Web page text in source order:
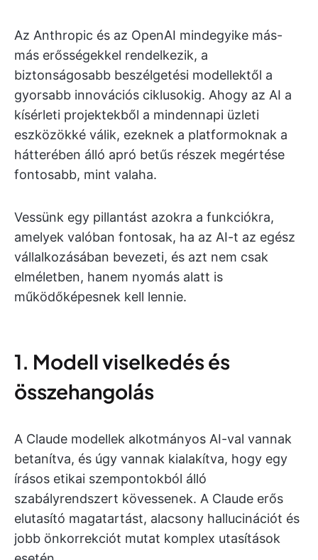
Az Anthropic és az OpenAI mindegyike más-
más erősségekkel rendelkezik, a
biztonságosabb beszélgetési modellektől a
gyorsabb innovációs ciklusokig. Ahogy az AI a
kísérleti projektekből a mindennapi üzleti
eszközökké válik, ezeknek a platformoknak a
hátterében álló apró betűs részek megértése
fontosabb, mint valaha.
Vessünk egy pillantást azokra a funkciókra,
amelyek valóban fontosak, ha az AI-t az egész
vállalkozásában bevezeti, és azt nem csak
elméletben, hanem nyomás alatt is
működőképesnek kell lennie.
1. Modell viselkedés és
összehangolás
A Claude modellek alkotmányos AI-val vannak
betanítva, és úgy vannak kialakítva, hogy egy
írásos etikai szempontokból álló
szabályrendszert kövessenek. A Claude erős
elutasító magatartást, alacsony hallucinációt és
jobb önkorrekciót mutat komplex utasítások